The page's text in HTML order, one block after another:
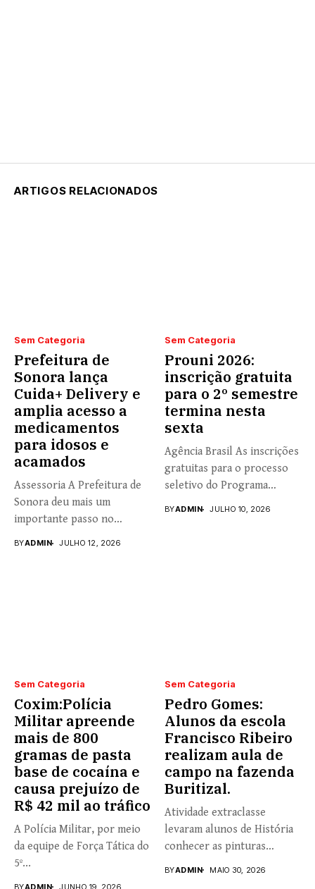
ARTIGOS RELACIONADOS
Sem Categoria
Prefeitura de
Sonora lança
Cuida+ Delivery e
amplia acesso a
medicamentos
para idosos e
acamados
Assessoria A Prefeitura de
Sonora deu mais um
importante passo no
BYADMIN JULHO 12, 2026
Sem Categoria
Prouni 2026:
inscrição gratuita
para o 2º semestre
termina nesta
sexta
Agência Brasil As inscrições
gratuitas para o processo
seletivo do Programa
BYADMIN JULHO 10, 2026
Sem Categoria
Coxim:Polícia
Militar apreende
mais de 800
gramas de pasta
base de cocaína e
causa prejuízo de
R$ 42 mil ao tráfico
A Polícia Militar, por meio
da equipe de Força Tática do
5º...
BYADMIN JUNHO 19, 2026
Sem Categoria
Pedro Gomes:
Alunos da escola
Francisco Ribeiro
realizam aula de
campo na fazenda
Buritizal.
Atividade extraclasse
levaram alunos de História
conhecer as pinturas
BYADMIN MAIO 30, 2026